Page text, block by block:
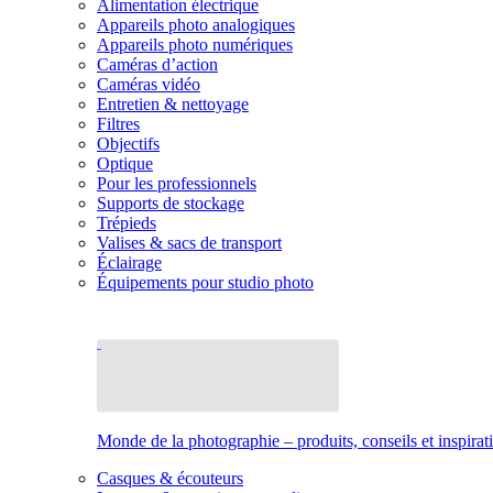
Alimentation électrique
Appareils photo analogiques
Appareils photo numériques
Caméras d’action
Caméras vidéo
Entretien & nettoyage
Filtres
Objectifs
Optique
Pour les professionnels
Supports de stockage
Trépieds
Valises & sacs de transport
Éclairage
Équipements pour studio photo
Monde de la photographie – produits, conseils et
Casques & écouteurs